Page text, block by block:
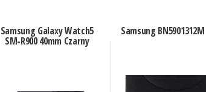
Samsung Galaxy Watch5
SM-R900 40mm Czarny
Samsung BN5901312M